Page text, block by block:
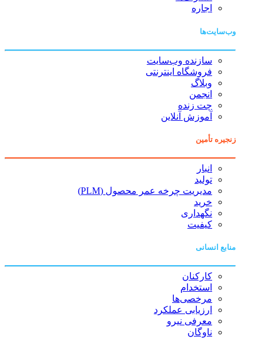
اجاره
وب‌سایت‌ها
سازنده وب‌سایت
فروشگاه اینترنتی
وبلاگ
انجمن
چت زنده
آموزش آنلاین
زنجیره تأمین
انبار
تولید
مدیریت چرخه عمر محصول (PLM)
خرید
نگهداری
کیفیت
منابع انسانی
کارکنان
استخدام
مرخصی‌ها
ارزیابی عملکرد
معرفی نیرو
ناوگان